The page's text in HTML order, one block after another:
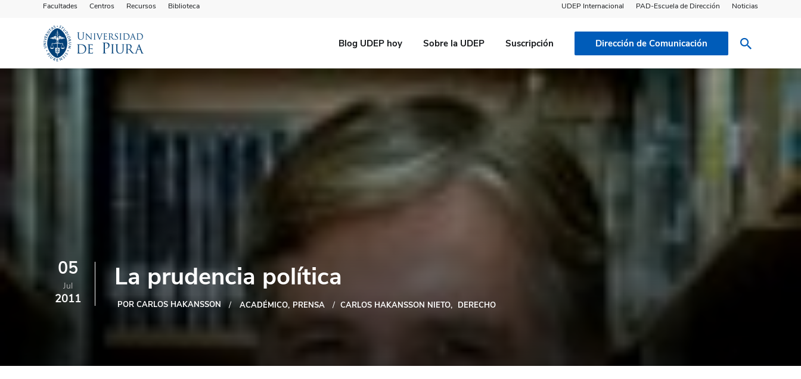
Facultades Centros Recursos Biblioteca UDEP Internacional PAD-Escuela de Dirección Noticias
Blog UDEP hoy Sobre la UDEP Suscripción Dirección de Comunicación
05
Jul
2011
La prudencia política
POR CARLOS HAKANSSON ACADÉMICO PRENSA CARLOS HAKANSSON NIETO DERECHO